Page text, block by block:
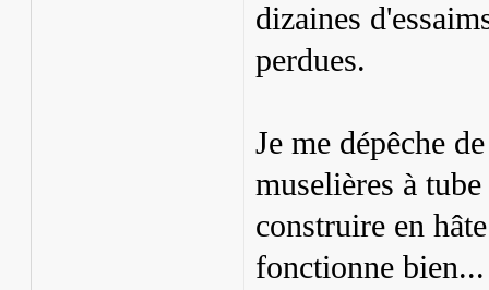
dizaines
perdues.
Je me dépêche
muselières à
construire en
fonctionne